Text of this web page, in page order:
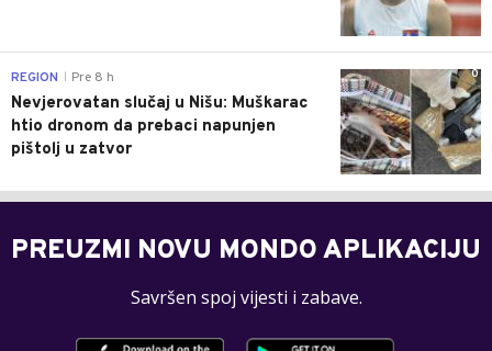
0
REGION Pre 8 h
Nevjerovatan slučaj u Nišu: Muškarac
htio dronom da prebaci napunjen
pištolj u zatvor
PREUZMI NOVU MONDO APLIKACIJU
Savršen spoj vijesti i zabave.